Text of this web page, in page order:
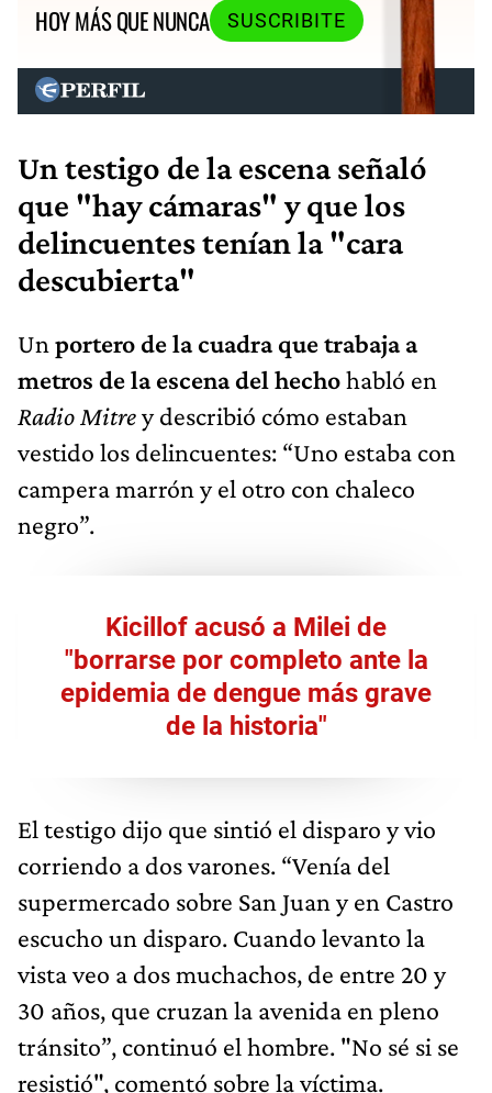
HOY MÁS QUE NUNCA
SUSCRIBITE
Un testigo de la escena señaló
que "hay cámaras" y que los
delincuentes tenían la "cara
descubierta"
Un portero de la cuadra que trabaja a
metros de la escena del hechohabló en
Radio Mitrey describió cómo estaban
vestido los delincuentes: “Uno estaba con
campera marrón y el otro con chaleco
negro”.
Kicillof acusó a Milei de
"borrarse por completo ante la
epidemia de dengue más grave
de la historia"
El testigo dijo que sintió el disparo y vio
corriendo a dos varones. “Venía del
supermercado sobre San Juan y en Castro
escucho un disparo. Cuando levanto la
vista veo a dos muchachos, de entre 20 y
30 años, que cruzan la avenida en pleno
tránsito”, continuó el hombre. "No sé si se
resistió", comentó sobre la víctima.